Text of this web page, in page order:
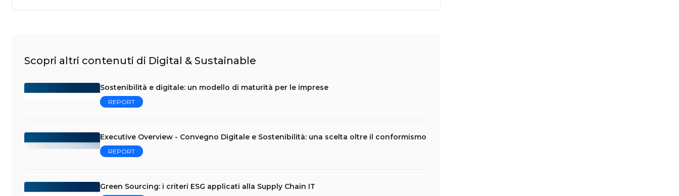
Scopri altri contenuti di Digital & Sustainable
Sostenibilità e digitale: un modello di maturità per le imprese
REPORT
Executive Overview - Convegno Digitale e Sostenibilità: una scelta oltre il conformismo
REPORT
Green Sourcing: i criteri ESG applicati alla Supply Chain IT